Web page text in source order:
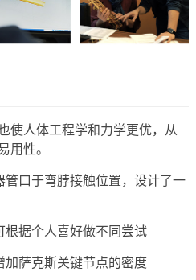
使人体工程学和力学更优，从
用性。
管口于弯脖接触位置，设计了一
根据个人喜好做不同尝试
加萨克斯关键节点的密度